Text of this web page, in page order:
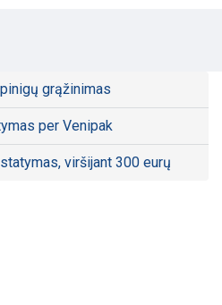
grąžinimas
per Venipak
viršijant 300 eurų